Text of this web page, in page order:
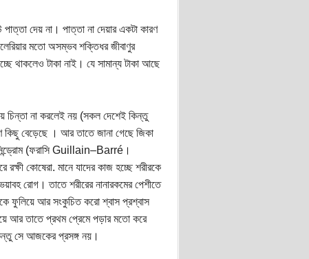
দেয় না। পাত্তা না দেয়ার একটা কারণ
মতো অসম্ভব শক্তিধর জীবাণুর
থাকলেও টাকা নাই। যে সামান্য টাকা আছে
চিন্তা না করলেই নয় (সকল দেশেই কিন্তু
কিছু বেড়েছে । আর তাতে জানা গেছে জিকা
সিন্ড্রোম (ফরাসি Guillain–Barré।
রক্ষী কোষেরা. মানে যাদের কাজ হচ্ছে শরীরকে
রোগ। তাতে শরীরের নানারকমের পেশীতে
ফুলিয়ে আর সংকুচিত করো শ্বাস প্রশ্বাস
আর তাতে প্রথম প্রেমে পড়ার মতো করে
সে আজকের প্রসঙ্গ নয়।